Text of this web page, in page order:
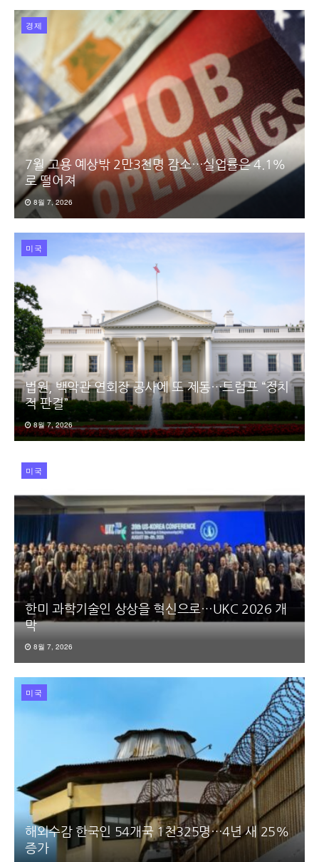
경제
7월 고용 예상밖 2만3천명 감소…실업률은 4.1%
로 떨어져
8월 7, 2026
미국
법원, 백악관 연회장 공사에 또 제동…트럼프 “정치
적 판결”
8월 7, 2026
미국
한미 과학기술인 상상을 혁신으로…UKC 2026 개
막
8월 7, 2026
미국
해외수감 한국인 54개국 1천325명…4년 새 25%
증가